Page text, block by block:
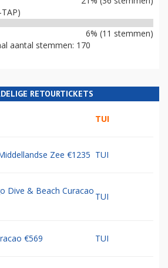
6% (11 stemmen)
aantal stemmen: 170
RETOURTICKETS
TUI
Zee €1235 TUI
Dive & Beach Curacao
TUI
€569 TUI